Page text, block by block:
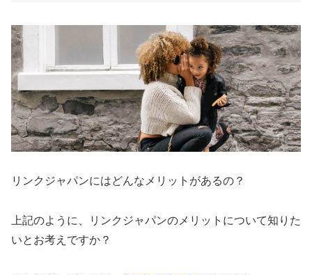
リンクジャパンにはどんなメリットがあるの？
上記のように、リンクジャパンのメリットについて知りた
いとお考えですか？